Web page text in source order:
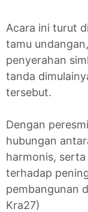
Acara ini turut
tamu
penyerahan
tanda
tersebut.
Dengan
hubungan
harmonis,
terhadap
pembangunan
Kra27)